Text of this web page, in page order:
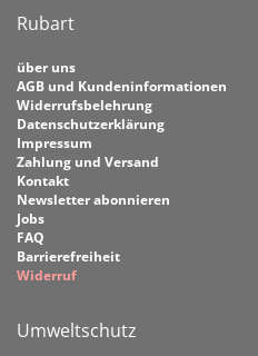
Rubart
über uns
AGB und Kundeninformationen
Widerrufsbelehrung
Datenschutzerklärung
Impressum
Zahlung und Versand
Kontakt
Newsletter abonnieren
Jobs
FAQ
Barrierefreiheit
Widerruf
Umweltschutz